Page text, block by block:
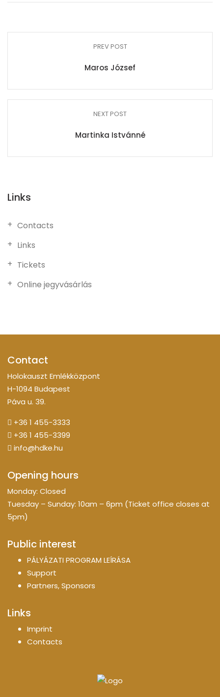
PREV POST
Maros József
NEXT POST
Martinka Istvánné
Links
Contacts
Links
Tickets
Online jegyvásárlás
Contact
Holokauszt Emlékközpont
H-1094 Budapest
Páva u. 39.
+36 1 455-3333
+36 1 455-3399
info@hdke.hu
Opening hours
Monday: Closed
Tuesday – Sunday: 10am – 6pm (Ticket office closes at
5pm)
Public interest
PÁLYÁZATI PROGRAM LEÍRÁSA
Support
Partners, Sponsors
Links
Imprint
Contacts